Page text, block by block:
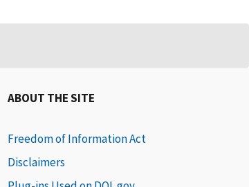
ABOUT THE SITE
Freedom of Information Act
Disclaimers